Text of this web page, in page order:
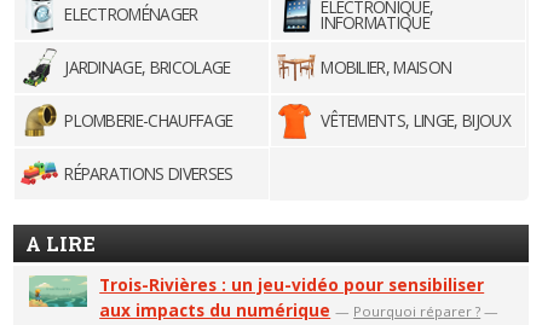
ELECTROMÉNAGER ELECTRONIQUE,
INFORMATIQUE
JARDINAGE, BRICOLAGE
MOBILIER, MAISON
PLOMBERIE-CHAUFFAGE VÊTEMENTS, LINGE, BIJOUX
RÉPARATIONS DIVERSES
A LIRE
Trois-Rivières : un jeu-vidéo pour sensibiliser
aux impacts du numérique — Pourquoi réparer ? —